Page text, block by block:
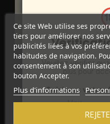
Ce site Web utilise ses
tiers pour améliorer nos
publicités liées à vos
habitudes de navigation.
consentement à son
bouton Accepter.
Plus d'informations
Veuillez vérifier que
plus pour
Saisissez votre
Mois